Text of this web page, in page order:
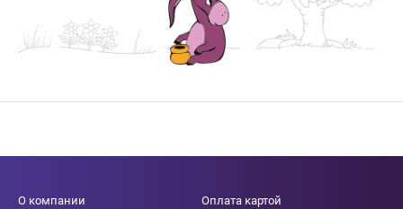
О компании Оплата картой